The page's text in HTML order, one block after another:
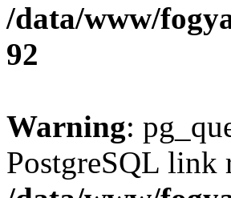
/data/www/
92
Warning:
PostgreSQL link